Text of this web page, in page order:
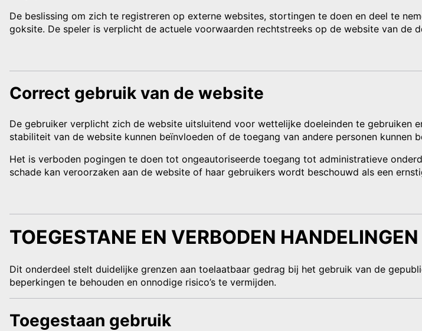
De beslissing om zich te registreren op externe websites, stortingen te doen en deel te
goksite. De speler is verplicht de actuele voorwaarden rechtstreeks op de website van de
Correct gebruik van de website
De gebruiker verplicht zich de website uitsluitend voor wettelijke doeleinden te gebruiken
stabiliteit van de website kunnen beïnvloeden of de toegang van andere personen kunnen
Het is verboden pogingen te doen tot ongeautoriseerde toegang tot administratieve
schade kan veroorzaken aan de website of haar gebruikers wordt beschouwd als een
TOEGESTANE EN VERBODEN HANDELINGEN
Dit onderdeel stelt duidelijke grenzen aan toelaatbaar gedrag bij het gebruik van de
beperkingen te behouden en onnodige risico’s te vermijden.
Toegestaan gebruik